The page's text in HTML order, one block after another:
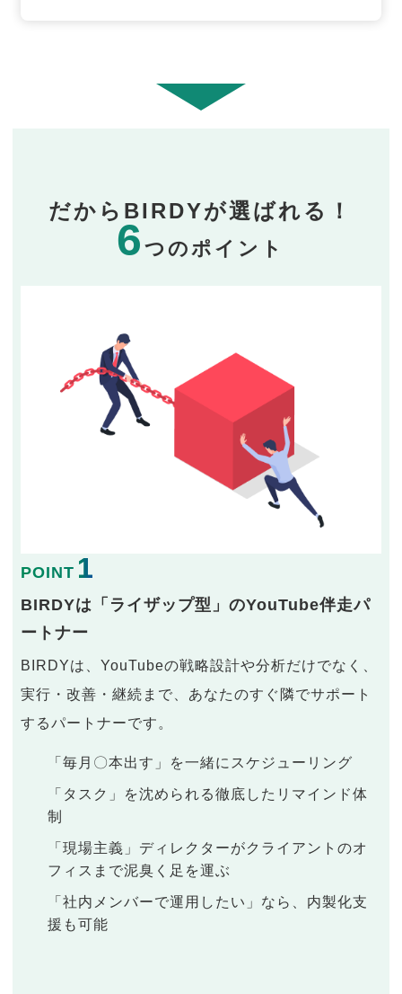
だからBIRDYが選ばれる！
6つのポイント
POINT 1
BIRDYは「ライザップ型」のYouTube伴走パ
ートナー
BIRDYは、YouTubeの戦略設計や分析だけでなく、
実行・改善・継続まで、あなたのすぐ隣でサポート
するパートナーです。
「毎月〇本出す」を一緒にスケジューリング
「タスク」を沈められる徹底したリマインド体
制
「現場主義」ディレクターがクライアントのオ
フィスまで泥臭く足を運ぶ
「社内メンバーで運用したい」なら、内製化支
援も可能